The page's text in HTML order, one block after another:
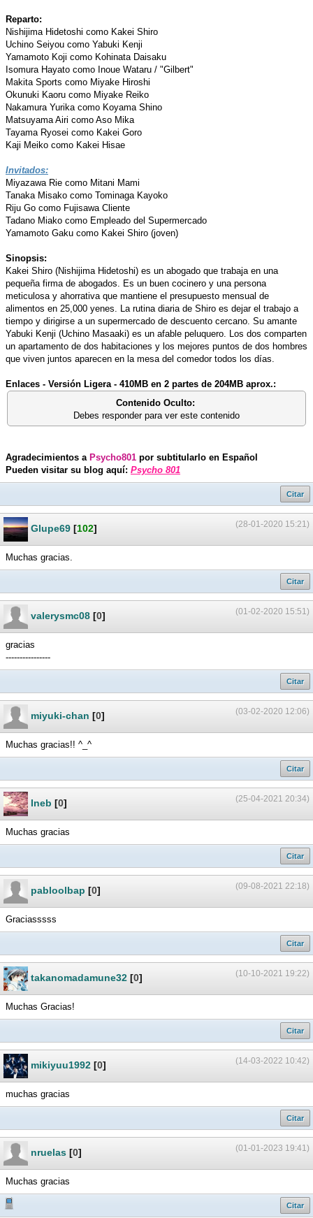
Reparto:
Nishijima Hidetoshi como Kakei Shiro
Uchino Seiyou como Yabuki Kenji
Yamamoto Koji como Kohinata Daisaku
Isomura Hayato como Inoue Wataru / "Gilbert"
Makita Sports como Miyake Hiroshi
Okunuki Kaoru como Miyake Reiko
Nakamura Yurika como Koyama Shino
Matsuyama Airi como Aso Mika
Tayama Ryosei como Kakei Goro
Kaji Meiko como Kakei Hisae
Invitados:
Miyazawa Rie como Mitani Mami
Tanaka Misako como Tominaga Kayoko
Riju Go como Fujisawa Cliente
Tadano Miako como Empleado del Supermercado
Yamamoto Gaku como Kakei Shiro (joven)
Sinopsis:
Kakei Shiro (Nishijima Hidetoshi) es un abogado que trabaja en una
pequeña firma de abogados. Es un buen cocinero y una persona
meticulosa y ahorrativa que mantiene el presupuesto mensual de
alimentos en 25,000 yenes. La rutina diaria de Shiro es dejar el trabajo a
tiempo y dirigirse a un supermercado de descuento cercano. Su amante
Yabuki Kenji (Uchino Masaaki) es un afable peluquero. Los dos comparten
un apartamento de dos habitaciones y los mejores puntos de dos hombres
que viven juntos aparecen en la mesa del comedor todos los días.
Enlaces - Versión Ligera - 410MB en 2 partes de 204MB aprox.:
Contenido Oculto:
Debes responder para ver este contenido
Agradecimientos a Psycho801 por subtitularlo en Español
Pueden visitar su blog aquí: Psycho 801
Citar
(28-01-2020 15:21)
Glupe69 [102]
Muchas gracias.
Citar
(01-02-2020 15:51)
valerysmc08 [0]
gracias
----------------
Citar
(03-02-2020 12:06)
miyuki-chan [0]
Muchas gracias!! ^_^
Citar
(25-04-2021 20:34)
Ineb [0]
Muchas gracias
Citar
(09-08-2021 22:18)
pabloolbap [0]
Graciasssss
Citar
(10-10-2021 19:22)
takanomadamune32 [0]
Muchas Gracias!
Citar
(14-03-2022 10:42)
mikiyuu1992 [0]
muchas gracias
Citar
(01-01-2023 19:41)
nruelas [0]
Muchas gracias
Citar